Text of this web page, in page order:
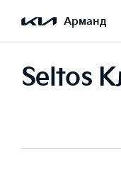
Арманд
Seltos